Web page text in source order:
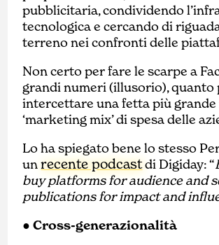
pubblicitaria, condividendo
tecnologica e cercando di
terreno nei confronti delle
Non certo per fare le scarpe a
grandi numeri (illusorio),
intercettare una fetta più grande
‘marketing mix’ di spesa delle
Lo ha spiegato bene lo stesso
unrecente podcastdi Digiday: “
buy platforms for audience and
publications for impact and
● Cross-generazionalità